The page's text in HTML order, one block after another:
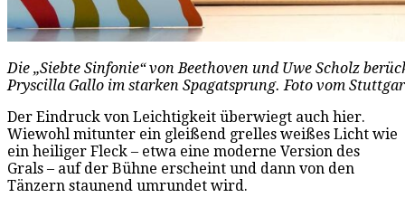
Die „Siebte Sinfonie“ von Beethoven und Uwe Scholz
Pryscilla Gallo im starken Spagatsprung. Foto vom
Der Eindruck von Leichtigkeit überwiegt auch hier.
Wiewohl mitunter ein gleißend grelles weißes Licht wie
ein heiliger Fleck – etwa eine moderne Version des
Grals – auf der Bühne erscheint und dann von den
Tänzern staunend umrundet wird.